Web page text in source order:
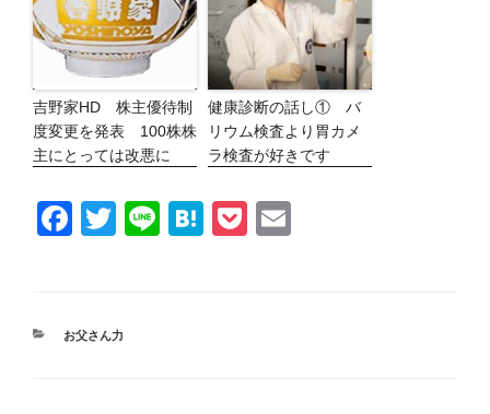
吉野家HD 株主優待制
度変更を発表 100株株
主にとっては改悪に
健康診断の話し① バ
リウム検査より胃カメ
ラ検査が好きです
F
e
T
er
Li
H
P
カ
お父さん力